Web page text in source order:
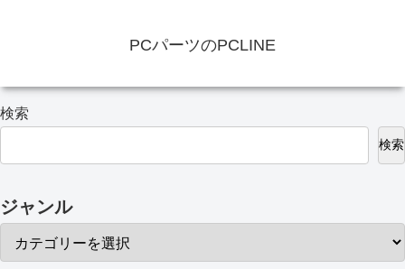
PCパーツのPCLINE
検索
検索
ジャンル